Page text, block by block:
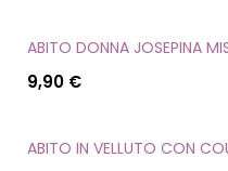
ABITO DONNA JOSEPINA
9,90 €
ABITO IN VELLUTO CON